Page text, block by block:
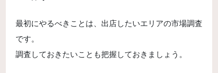
最初にやるべきことは、出店したいエリアの市場調査
です。
調査しておきたいことも把握しておきましょう。